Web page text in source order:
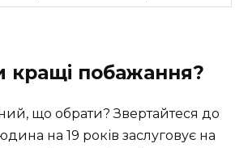
кращі побажання?
що обрати? Звертайтеся до
на 19 років заслуговує на